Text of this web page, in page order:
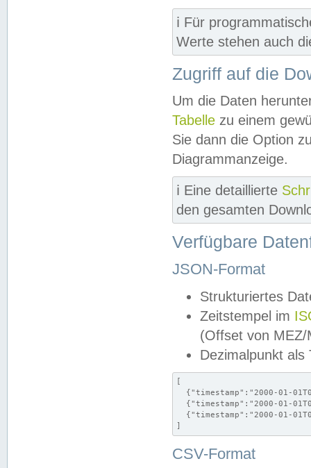
ℹ️ Für
Werte stehen auch
Zugriff auf die
Um die Daten
Tabelle zu einem
Sie dann die Option
Diagrammanzeige.
ℹ️ Eine detaillierte
den gesamten
Verfügbare
JSON-Format
Strukturiertes
Zeitstempel im
(Offset von MEZ/
Dezimalpunkt als
[
{"timestamp":"2000-01-
{"timestamp":"2000-01-
{"timestamp":"2000-01-
]
CSV-Format